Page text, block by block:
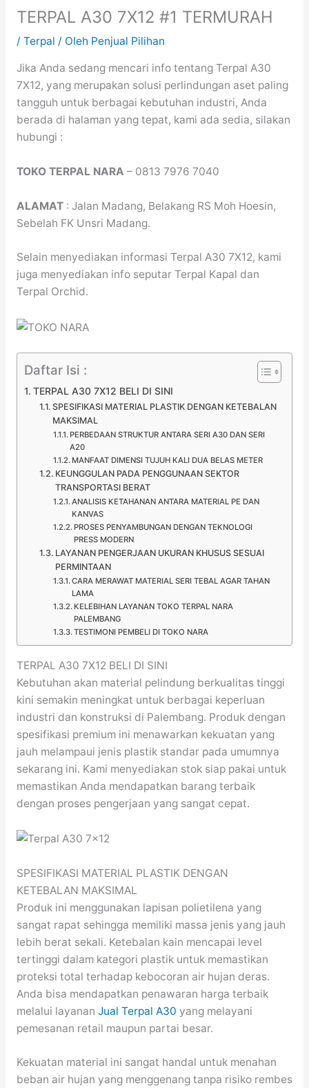
TERPAL A30 7X12 #1 TERMURAH
/ Terpal / Oleh Penjual Pilihan
Jika Anda sedang mencari info tentang Terpal A30
7X12, yang merupakan solusi perlindungan aset paling
tangguh untuk berbagai kebutuhan industri, Anda
berada di halaman yang tepat, kami ada sedia, silakan
hubungi :
TOKO TERPAL NARA – 0813 7976 7040
ALAMAT: Jalan Madang, Belakang RS Moh Hoesin,
Sebelah FK Unsri Madang.
Selain menyediakan informasi Terpal A30 7X12, kami
juga menyediakan info seputar Terpal Kapal dan
Terpal Orchid.
Daftar Isi :
TERPAL A30 7X12 BELI DI SINI
SPESIFIKASI MATERIAL PLASTIK DENGAN KETEBALAN
MAKSIMAL
PERBEDAAN STRUKTUR ANTARA SERI A30 DAN SERI
A20
MANFAAT DIMENSI TUJUH KALI DUA BELAS METER
KEUNGGULAN PADA PENGGUNAAN SEKTOR
TRANSPORTASI BERAT
ANALISIS KETAHANAN ANTARA MATERIAL PE DAN
KANVAS
PROSES PENYAMBUNGAN DENGAN TEKNOLOGI
PRESS MODERN
LAYANAN PENGERJAAN UKURAN KHUSUS SESUAI
PERMINTAAN
CARA MERAWAT MATERIAL SERI TEBAL AGAR TAHAN
LAMA
KELEBIHAN LAYANAN TOKO TERPAL NARA
PALEMBANG
TESTIMONI PEMBELI DI TOKO NARA
TERPAL A30 7X12 BELI DI SINI
Kebutuhan akan material pelindung berkualitas tinggi
kini semakin meningkat untuk berbagai keperluan
industri dan konstruksi di Palembang. Produk dengan
spesifikasi premium ini menawarkan kekuatan yang
jauh melampaui jenis plastik standar pada umumnya
sekarang ini. Kami menyediakan stok siap pakai untuk
memastikan Anda mendapatkan barang terbaik
dengan proses pengerjaan yang sangat cepat.
SPESIFIKASI MATERIAL PLASTIK DENGAN
KETEBALAN MAKSIMAL
Produk ini menggunakan lapisan polietilena yang
sangat rapat sehingga memiliki massa jenis yang jauh
lebih berat sekali. Ketebalan kain mencapai level
tertinggi dalam kategori plastik untuk memastikan
proteksi total terhadap kebocoran air hujan deras.
Anda bisa mendapatkan penawaran harga terbaik
melalui layanan Jual Terpal A30 yang melayani
pemesanan retail maupun partai besar.
Kekuatan material ini sangat handal untuk menahan
beban air hujan yang menggenang tanpa risiko rembes